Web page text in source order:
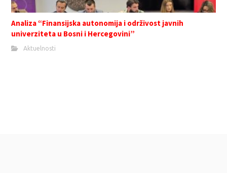
Analiza “Finansijska autonomija i održivost javnih
univerziteta u Bosni i Hercegovini”
Aktuelnosti